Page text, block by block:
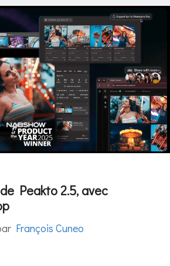
Peakto 2.5, avec
François Cuneo